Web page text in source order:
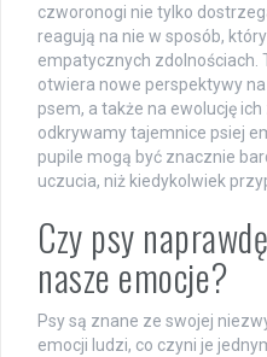
czworonogi nie tylko
reagują na nie w sposób,
empatycznych zdolnościach.
otwiera nowe perspektywy
psem, a także na ewolucję
odkrywamy tajemnice psiej
pupile mogą być znacznie
uczucia, niż kiedykolwiek
Czy psy
nasze emocje?
Psy są znane ze swojej
emocji ludzi, co czyni je